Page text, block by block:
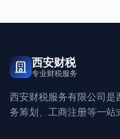
西安财税
专业财税服务
西安财税服务有限公司是
务筹划、工商注册等一站